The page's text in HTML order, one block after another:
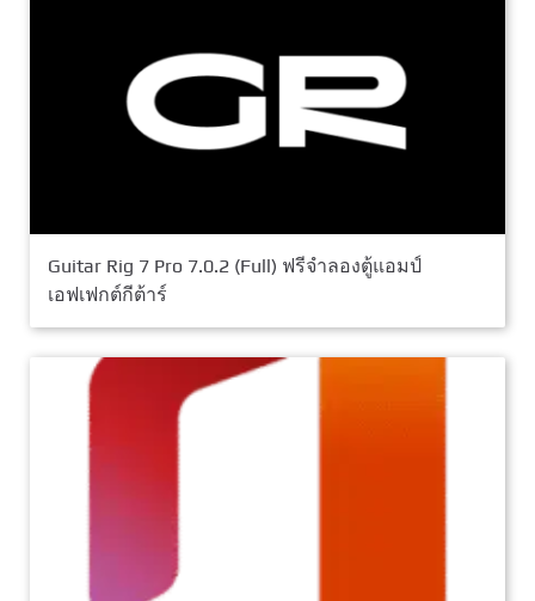
Guitar Rig 7 Pro 7.0.2 (Full) ฟรีจำลองตู้แอมป์
เอฟเฟกต์กีต้าร์